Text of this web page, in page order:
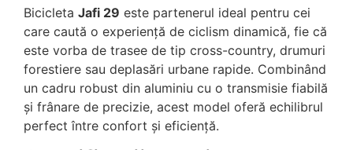
Bicicleta Jafi 29 este partenerul ideal pentru cei
care caută o experiență de ciclism dinamică, fie că
este vorba de trasee de tip cross-country, drumuri
forestiere sau deplasări urbane rapide. Combinând
un cadru robust din aluminiu cu o transmisie fiabilă
și frânare de precizie, acest model oferă echilibrul
perfect între confort și eficiență.